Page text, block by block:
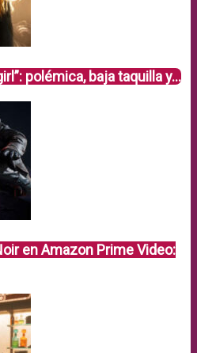
polémica, baja taquilla y…
en Amazon Prime Video: